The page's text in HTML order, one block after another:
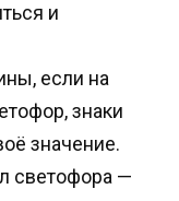
и
если на
знаки
значение.
светофора —